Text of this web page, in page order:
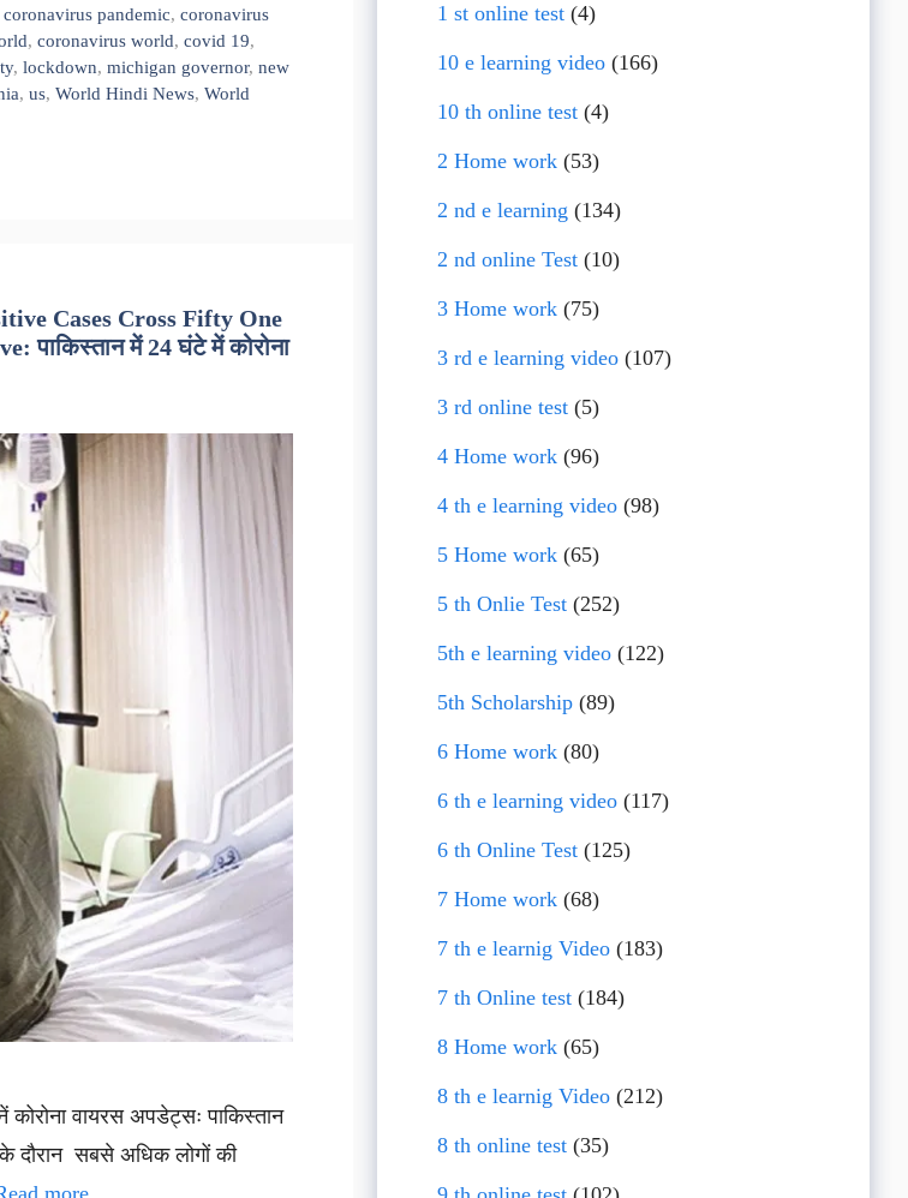
coronavirus pandemic, coronavirus
, coronavirus world, covid 19,
, lockdown, michigan governor, new
, us, World Hindi News, World
Cases Cross Fifty One
में 24 घंटे में कोरोना
वायरस अपडेट्सः पाकिस्तान
दौरान सबसे अधिक लोगों की
1 st online test(4)
10 e learning video(166)
10 th online test(4)
2 Home work(53)
2 nd e learning (134)
2 nd online Test(10)
3 Home work(75)
3 rd e learning video(107)
3 rd online test(5)
4 Home work(96)
4 th e learning video(98)
5 Home work(65)
5 th Onlie Test(252)
5th e learning video(122)
5th Scholarship(89)
6 Home work(80)
6 th e learning video(117)
6 th Online Test(125)
7 Home work(68)
7 th e learnig Video(183)
7 th Online test(184)
8 Home work(65)
8 th e learnig Video(212)
8 th online test(35)